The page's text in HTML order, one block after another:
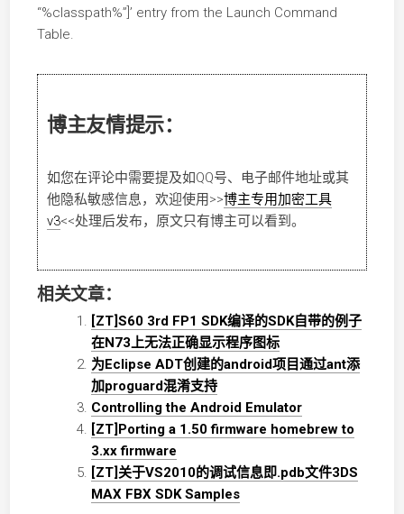
“%classpath%”]’ entry from the Launch Command
Table.
博主友情提示：
如您在评论中需要提及如QQ号、电子邮件地址或其
他隐私敏感信息，欢迎使用>>博主专用加密工具
v3<<处理后发布，原文只有博主可以看到。
相关文章：
[ZT]S60 3rd FP1 SDK编译的SDK自带的例子
在N73上无法正确显示程序图标
为Eclipse ADT创建的android项目通过ant添
加proguard混淆支持
Controlling the Android Emulator
[ZT]Porting a 1.50 firmware homebrew to
3.xx firmware
[ZT]关于VS2010的调试信息即.pdb文件3DS
MAX FBX SDK Samples